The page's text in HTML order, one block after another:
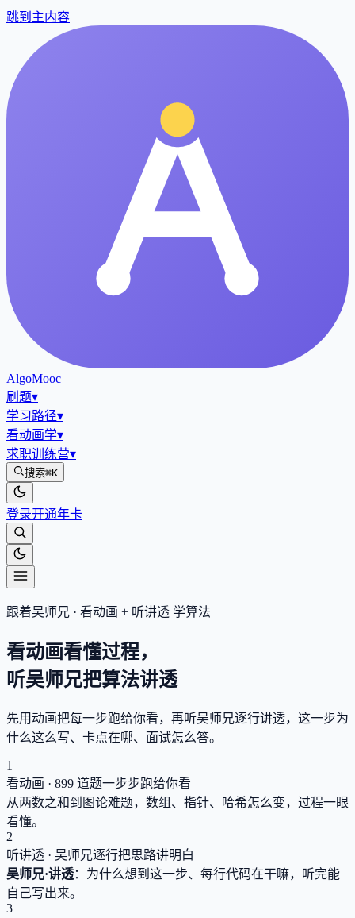
跳到主内容
AlgoMooc
刷题▾
学习路径▾
看动画学▾
求职训练营▾
搜索⌘K
登录开通年卡
跟着吴师兄 · 看动画 + 听讲透 学算法
看动画看懂过程，
听吴师兄把算法讲透
先用动画把每一步跑给你看，再听吴师兄逐行讲透，这一步为
什么这么写、卡点在哪、面试怎么答。
1
看动画 · 899 道题一步步跑给你看
从两数之和到图论难题，数组、指针、哈希怎么变，过程一眼
看懂。
2
听讲透 · 吴师兄逐行把思路讲明白
吴师兄·讲透：为什么想到这一步、每行代码在干嘛，听完能
自己写出来。
3